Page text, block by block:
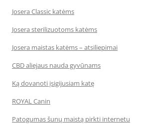
Josera Classic katėms
Josera sterilizuotoms katėms
Josera maistas katėms – atsiliepimai
CBD aliejaus nauda gyvūnams
Ką dovanoti įsigijusiam katę
ROYAL Canin
Patogumas šunų maistą pirkti internetu